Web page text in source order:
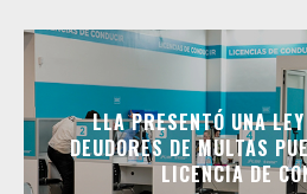
LLA PRESENTÓ UNA
DEUDORES DE MULTAS
LICENCIA DE